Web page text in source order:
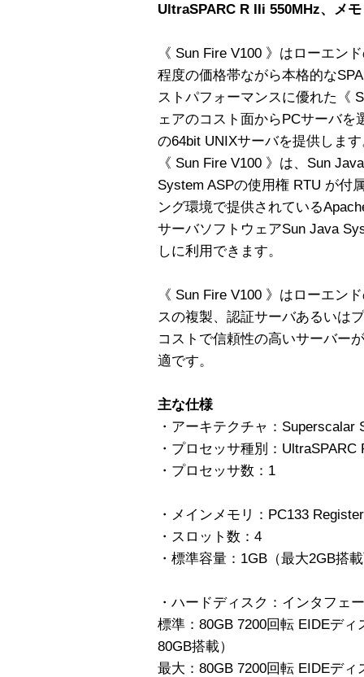
UltraSPARC R IIi 550MHz、メ
《 Sun Fire V100 》はローエン
程度の価格帯ながら本格的な
ストパフォーマンスに優れた《
ェアのコスト面からPCサーバ
の64bit UNIXサーバを提供しま
《 Sun Fire V100 》は、Sun
System ASPの使用権 RTU が付
ング環境で提供されている
サーバソフトウェアSun Java
しに利用できます。
《 Sun Fire V100 》はローエン
スの複製、認証サーバあるいは
コストで信頼性の高いサーバー
適です。
主な仕様
・アーキテクチャ：Superscalar
・プロセッサ種別：UltraSPARC
・プロセッサ数：1
・メインメモリ：PC133
・スロット数：4
・標準容量：1GB（最大2GB搭
・ハードディスク：インタフェ
標準：80GB 7200回転 EIDEデ
80GB搭載）
最大：80GB 7200回転 EIDEデ